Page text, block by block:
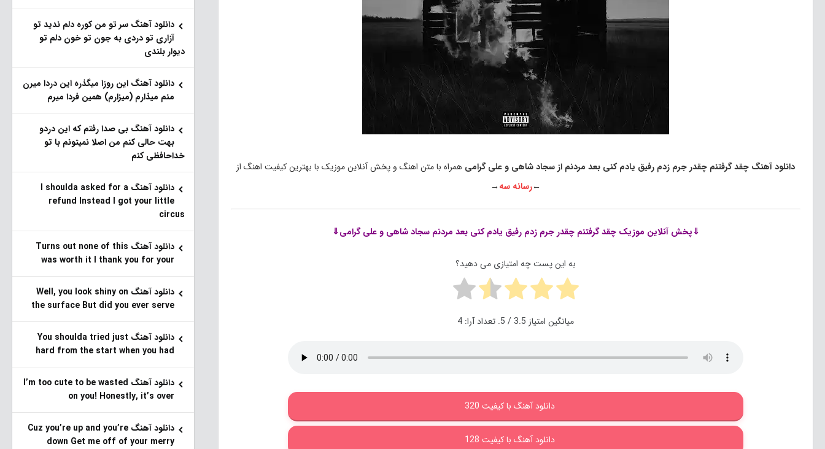
دانلود آهنگ چقد گرفتنم چقدر جرم زدم رفیق یادم کنی بعد مردنم از سجاد شاهی و علی گرامی همراه با متن اهنگ و پخش آنلاین موزیک با بهترین کیفیت اهنگ از
←رسانه سه→
⇓پخش آنلاین موزیکچقد گرفتنم چقدر جرم زدم رفیق یادم کنی بعد مردنم سجاد شاهی و علی گرامی⇓
به این پست چه امتیازی می دهید؟
میانگین امتیاز 3.5 / 5. تعداد آرا: 4
دانلود آهنگ با کیفیت 320
دانلود آهنگ با کیفیت 128
دانلود آهنگ سر تو من کوره دلم ندید تو
آزاری تو دردی به جون تو خون دلم تو
دیوار بلندی
دانلود آهنگ این روزا میگذره این دردا میرن
منم میذارم (میزارم) همین فردا میرم
دانلود آهنگ بی صدا رفتم که این دردو
بهت حالی کنم من اصلا نمیتونم با تو
خداحافظی کنم
دانلود آهنگ I shoulda asked for a
refund Instead I got your little
circus
دانلود آهنگ Turns out none of this
was worth it I thank you for your
دانلود آهنگ Well, you look shiny on
the surface But did you ever serve
دانلود آهنگ You shoulda tried just
hard from the start when you had
دانلود آهنگ I’m too cute to be wasted
on you! Honestly, it’s over
دانلود آهنگ Cuz you’re up and you’re
down Get me off of your merry